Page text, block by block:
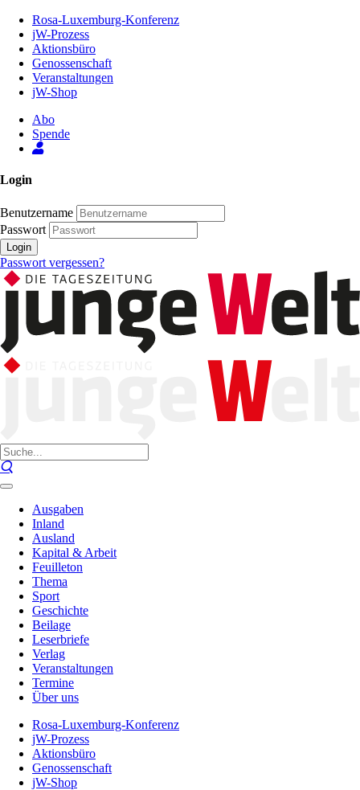
Inhalt
Seite
Rosa-Luxemburg-Konferenz
jW-Prozess
Aktionsbüro
Genossenschaft
Veranstaltungen
jW-Shop
Abo
Spende
Login
Benutzername
Passwort
Login
Passwort vergessen?
Ausgaben
Inland
Ausland
Kapital & Arbeit
Feuilleton
Thema
Sport
Geschichte
Beilage
Leserbriefe
Verlag
Veranstaltungen
Termine
Über uns
Rosa-Luxemburg-Konferenz
jW-Prozess
Aktionsbüro
Genossenschaft
jW-Shop